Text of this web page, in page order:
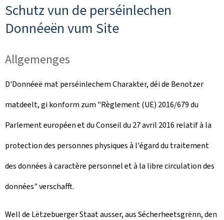
Schutz vun de perséinlechen
Donnéeën vum Site
Allgemenges
D'Donnéeë mat perséinlechem Charakter, déi de Benotzer
matdeelt, gi konform zum "Règlement (UE) 2016/679 du
Parlement européen et du Conseil du 27 avril 2016 relatif à la
protection des personnes physiques à l'égard du traitement
des données à caractère personnel et à la libre circulation des
données" verschafft.
Well de Lëtzebuerger Staat ausser, aus Sécherheetsgrënn, den